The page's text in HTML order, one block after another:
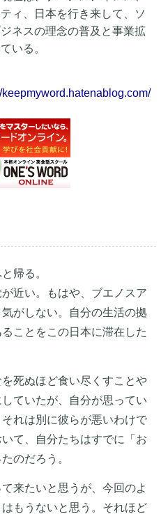
ィ、日本を行き来して、ソ
ネスの理念の普及と事業拡
いる。
keepmyword.hatenablog.com/
帰る。
近い。もはや、ブエノスア
がしない。自分の生活の拠
ことをこの日本に滞在した
死ぬほど食い尽くすことや
ていたが、自分が思ってい
れは別に彼らが悪いわけで
て、自分たちはすでに「お
のだろう。
来たいと思うが、今回のよ
もうないと思う。それほど